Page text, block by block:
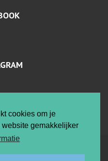
cookies om je
gemakkelijker
EN COOKIES
Vrije ateliers